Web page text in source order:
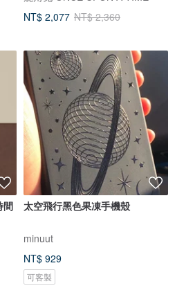
NT$ 2,077 NT$ 2,360
間
太空飛行黑色果凍手機殼
minuut
NT$ 929
可客製